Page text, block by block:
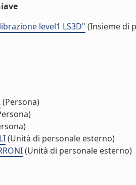
level1 LS3D" (Insieme di
(Persona)
(Unità di personale esterno)
(Unità di personale esterno)